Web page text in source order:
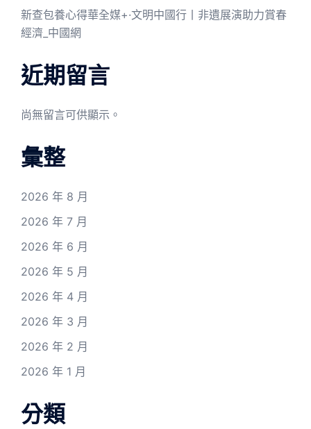
新查包養心得華全媒+·文明中國行丨非遺展演助力賞春
經濟_中國網
近期留言
尚無留言可供顯示。
彙整
2026 年 8 月
2026 年 7 月
2026 年 6 月
2026 年 5 月
2026 年 4 月
2026 年 3 月
2026 年 2 月
2026 年 1 月
分類